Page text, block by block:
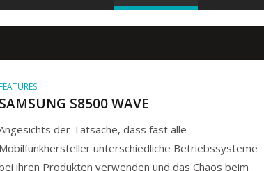
FEATURES
SAMSUNG S8500 WAVE
der Tatsache, dass fast alle
Mobilfunkhersteller unterschiedliche Betriebssysteme
ihren Produkten verwenden und das Chaos beim